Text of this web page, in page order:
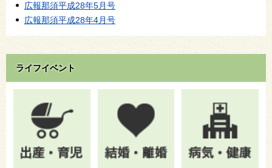
広報那須平成28年5月号
広報那須平成28年4月号
ライフイベント